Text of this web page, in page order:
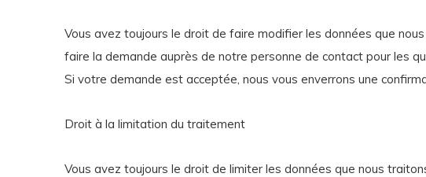
Vous avez toujours le droit de faire modifier les données que
faire la demande auprès de notre personne de contact pour les
Si votre demande est acceptée, nous vous enverrons une
Droit à la limitation du traitement
Vous avez toujours le droit de limiter les données que nous